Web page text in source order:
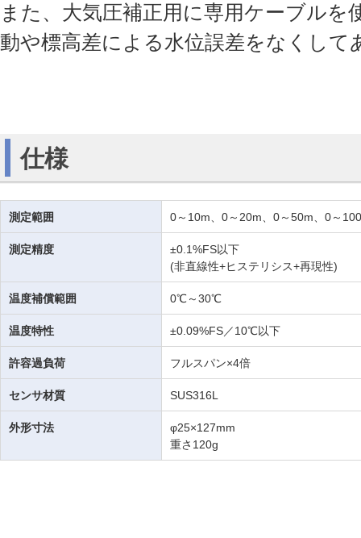
また、大気圧補正用に専用ケーブルを
動や標高差による水位誤差をなくして
仕様
測定範囲 0～10m、0～20m、0～50m、0～
測定精度
±0.1%FS以下
(非直線性+ヒステリシス+再現性)
温度補償範囲 0℃～30℃
温度特性 ±0.09%FS／10℃以下
許容過負荷 フルスパン×4倍
センサ材質 SUS316L
外形寸法
φ25×127mm
重さ120g